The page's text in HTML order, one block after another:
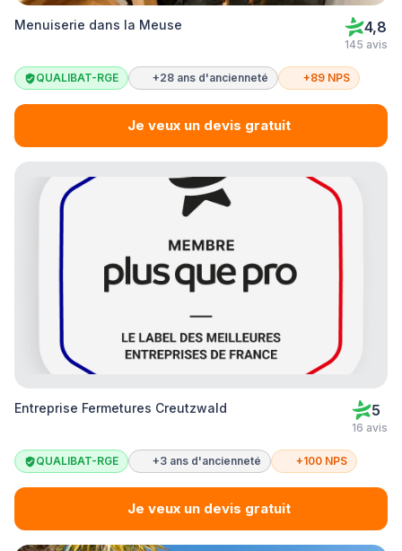
Menuiserie dans la Meuse 4,8
145 avis
QUALIBAT-RGE +28 ans d'ancienneté +89 NPS
Je veux un devis gratuit
Entreprise Fermetures Creutzwald 5
16 avis
QUALIBAT-RGE +3 ans d'ancienneté +100 NPS
Je veux un devis gratuit